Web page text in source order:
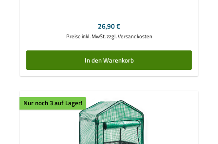
Regulärer Preis:
26,90 €
Preise inkl. MwSt. zzgl. Versandkosten
In den Warenkorb
Nur noch 3 auf Lager!